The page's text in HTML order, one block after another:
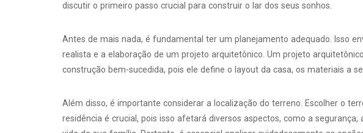
discutir o primeiro passo crucial para construir o lar dos seus sonhos.
Antes de mais nada, é fundamental ter um planejamento adequado. Isso
realista e a elaboração de um projeto arquitetônico. Um projeto
construção bem-sucedida, pois ele define o layout da casa, os materiais a
Além disso, é importante considerar a localização do terreno. Escolher o
residência é crucial, pois isso afetará diversos aspectos, como a